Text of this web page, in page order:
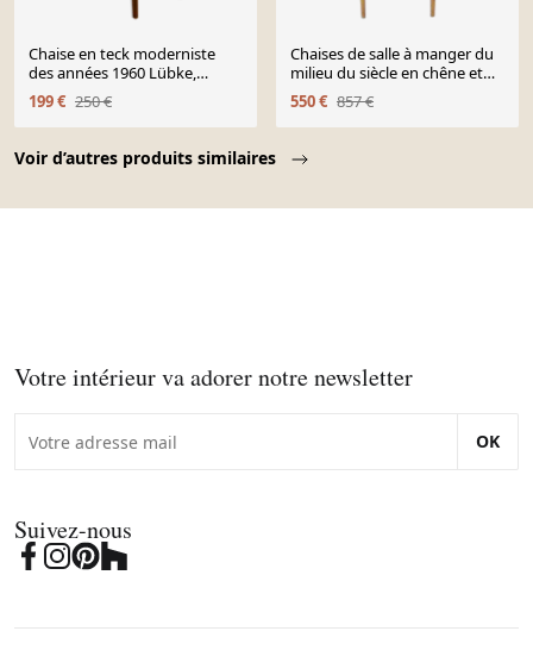
Voir d’autres produits similaires
Chaise en teck moderniste
des années 1960 Lübke,
Allemagne
199 € 250 €
Chaises de salle à manger du
milieu du siècle en chêne et
tissu, tonne tchécoslovaquie,
ensemble de 4
550 € 857 €
Votre intérieur va adorer notre newsletter
OK
Suivez-nous